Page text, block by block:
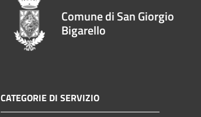
Comune di San Giorgio
Bigarello
CATEGORIE DI SERVIZIO